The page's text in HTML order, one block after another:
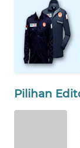
Pilihan
WAHANA
Wahana
Network
LISTRIK